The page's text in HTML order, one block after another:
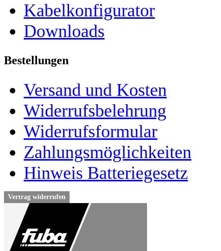
Kabelkonfigurator
Downloads
Bestellungen
Versand und Kosten
Widerrufsbelehrung
Widerrufsformular
Zahlungsmöglichkeiten
Hinweis Batteriegesetz
Vertrag widerrufen